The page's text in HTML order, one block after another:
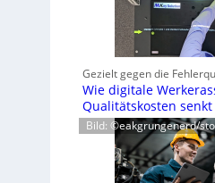
Gezielt gegen die
Wie digitale
Qualitätskosten senkt
Bild: ©eakgrungenerd/